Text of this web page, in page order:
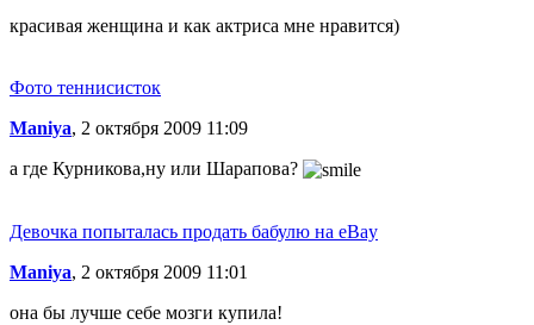
красивая женщина и как актриса мне нравится)
Фото теннисисток
Maniya, 2 октября 2009 11:09
а где Курникова,ну или Шарапова?
Девочка попыталась продать бабулю на eBay
Maniya, 2 октября 2009 11:01
она бы лучше себе мозги купила!